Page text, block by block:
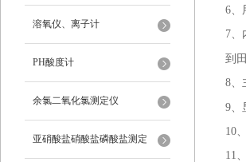
溶氧仪、离子计
PH酸度计
余氯二氧化氯测定仪
亚硝酸盐硝酸盐磷酸盐测定
6、
7、
到
8、
9、
10
11